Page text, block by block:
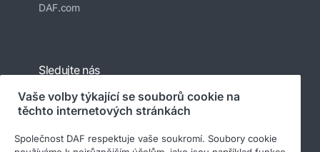
DAF.com
Sledujte nás
Vaše volby týkající se souborů cookie na
těchto internetových stránkách
Společnost DAF respektuje vaše soukromí. Soubory cookie